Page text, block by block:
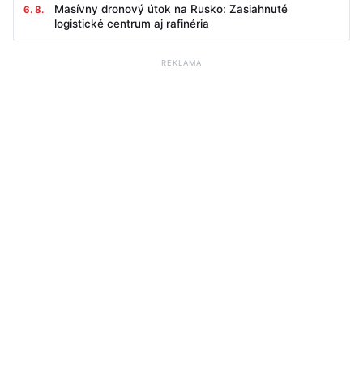
6. 8.
Masívny dronový útok na Rusko: Zasiahnuté
logistické centrum aj rafinéria
REKLAMA